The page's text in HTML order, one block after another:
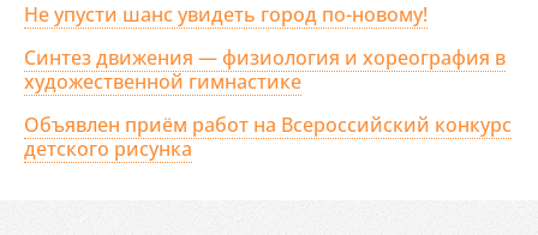
Не упусти шанс увидеть город по-новому!
Синтез движения — физиология и хореография в
художественной гимнастике
Объявлен приём работ на Всероссийский конкурс
детского рисунка